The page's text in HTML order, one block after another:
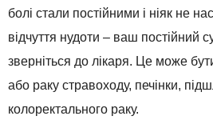
болі стали постійними і ніяк не
відчуття нудоти – ваш постійний
зверніться до лікаря. Це може
або раку стравоходу, печінки,
колоректального раку.